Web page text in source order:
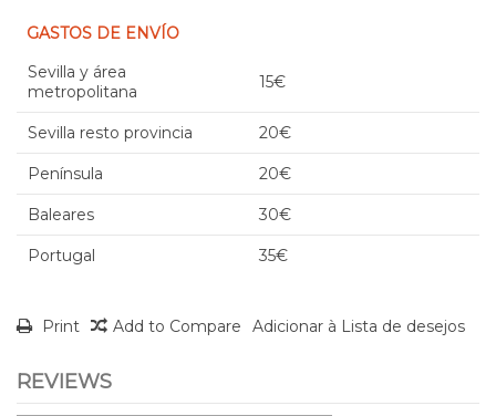
GASTOS DE ENVÍO
Sevilla y área
metropolitana
15€
Sevilla resto provincia 20€
Península 20€
Baleares 30€
Portugal 35€
Print Add to Compare Adicionar à Lista de desejos
REVIEWS